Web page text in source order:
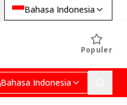
Bahasa Indonesia
Populer
Bahasa Indonesia